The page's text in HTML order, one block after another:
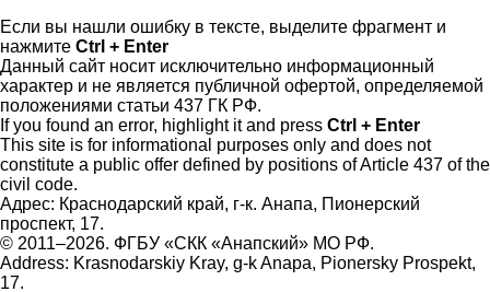
Если вы нашли ошибку в тексте, выделите фрагмент и
нажмите Ctrl + Enter
Данный сайт носит исключительно информационный
характер и не является публичной офертой, определяемой
положениями статьи 437 ГК РФ.
If you found an error, highlight it and press Ctrl + Enter
This site is for informational purposes only and does not
constitute a public offer defined by positions of Article 437 of the
civil code.
Адрес: Краснодарский край, г-к. Анапа, Пионерский
проспект, 17.
© 2011–2026. ФГБУ «СКК «Анапский» МО РФ.
Address: Krasnodarskiy Kray, g-k Anapa, Pionersky Prospekt,
17.